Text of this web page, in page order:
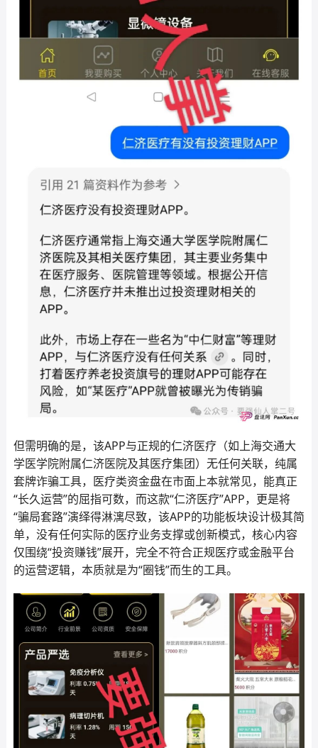
但需明确的是，该APP与正规的仁济医疗（如上海交通大
学医学院附属仁济医院及其医疗集团）无任何关联，纯属
套牌诈骗工具，医疗类资金盘在市面上本就常见，能真正
“长久运营”的屈指可数，而这款“仁济医疗”APP，更是将
“骗局套路”演绎得淋漓尽致，该APP的功能板块设计极其简
单，没有任何实际的医疗业务支撑或创新模式，核心内容
仅围绕“投资赚钱”展开，完全不符合正规医疗或金融平台
的运营逻辑，本质就是为“圈钱”而生的工具。